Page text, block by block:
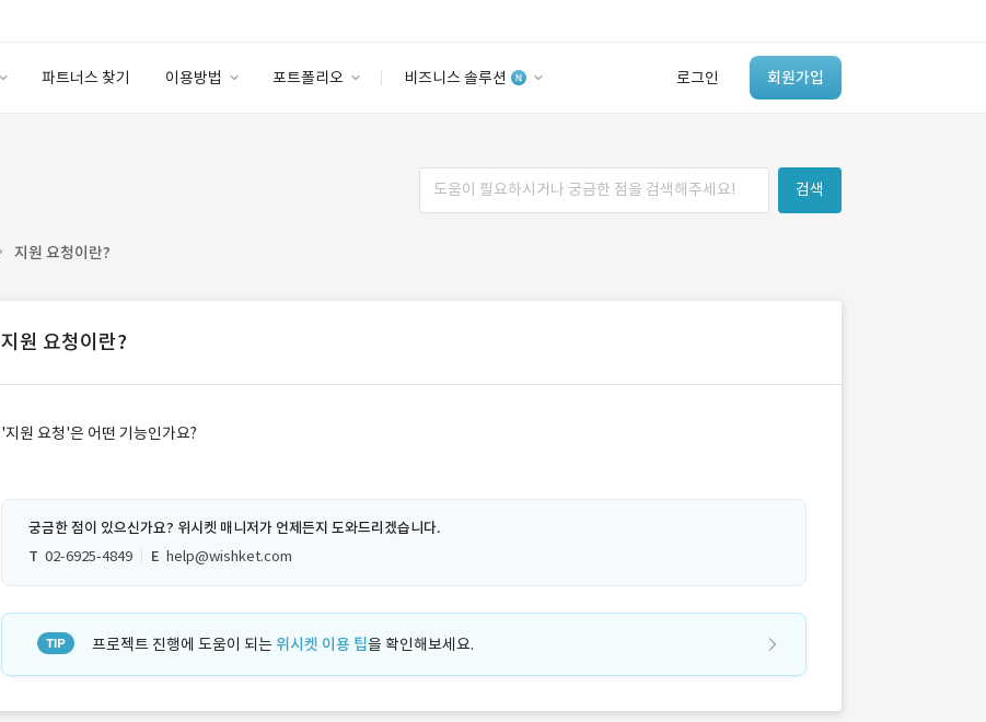
파트너스 찾기 이용방법 포트폴리오 비즈니스 솔루션 로그인 회원가입
안심 코드 케어
솔루션 마켓
유사사례 검색 AI
‘이런 거’ 만들어본
검색
지원 요청이란?
지원 요청이란?
'지원 요청'은 어떤 기능인가요?
궁금한 점이 있으신가요? 위시켓 매니저가 언제든지 도와드리겠습니다.
T 02-6925-4849 E help@wishket.com
프로젝트 진행에 도움이 되는 위시켓 이용 팁을 확인해보세요.